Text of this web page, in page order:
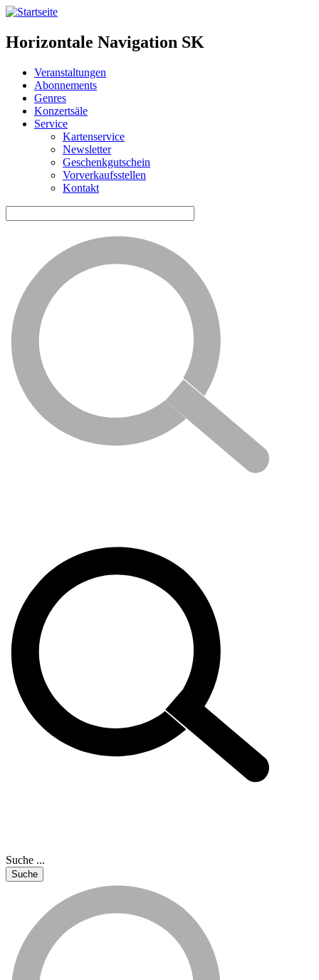
Horizontale Navigation SK
Veranstaltungen
Abonnements
Genres
Konzertsäle
Service
Kartenservice
Newsletter
Geschenkgutschein
Vorverkaufsstellen
Kontakt
Suche ...